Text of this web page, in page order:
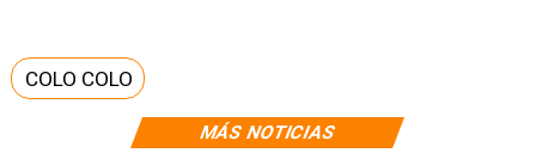
MÁS NOTICIAS
COLO COLO